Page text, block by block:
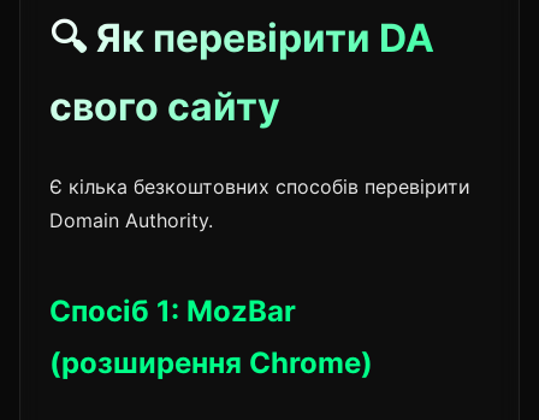
🔍 Як перевірити DA
свого сайту
Є кілька безкоштовних способів перевірити
Domain Authority.
Спосіб 1: MozBar
(розширення Chrome)